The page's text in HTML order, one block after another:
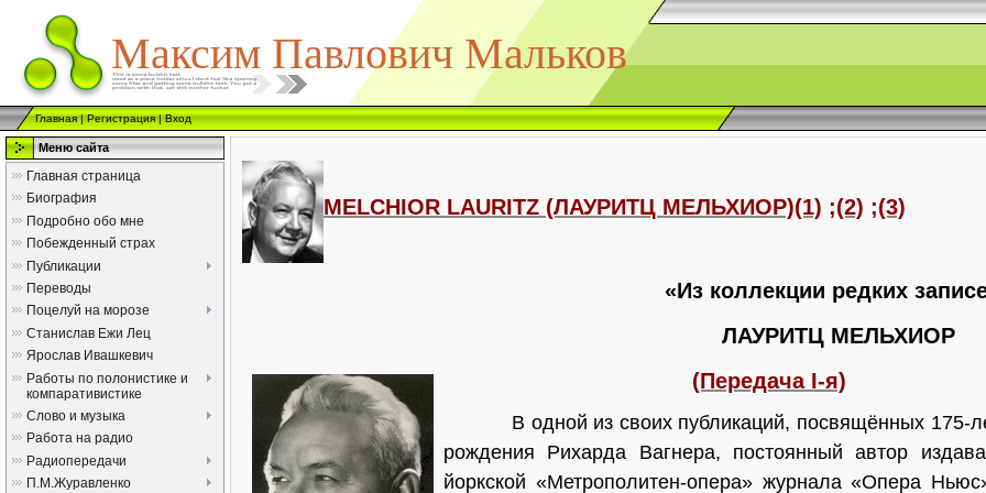
Максим Павлович Мальков
Главная|Регистрация|Вход
Меню сайта
Главная страница
Биография
Подробно обо мне
Побежденный страх
Публикации
Переводы
Поцелуй на морозе
Станислав Ежи Лец
Ярослав Ивашкевич
Работы по полонистике и
компаративистике
Слово и музыка
Работа на радио
Радиопередачи
П.М.Журавленко
MELCHIOR LAURITZ (ЛАУРИТЦ МЕЛЬХИОР)(1) ;(2) ;(3)
«Из коллекции редких
ЛАУРИТЦ МЕЛЬХИОР
(Передача I-я)
В одной из своих публикаций, посвящённых 175-
рождения Рихарда Вагнера, постоянный автор
йоркской «Метрополитен-опера» журнала «Опера